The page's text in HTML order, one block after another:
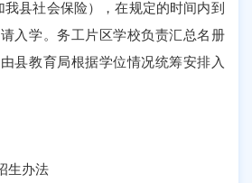
我县社会保险），在规定的时间内到
入学。务工片区学校负责汇总名册
县教育局根据学位情况统筹安排入
生办法